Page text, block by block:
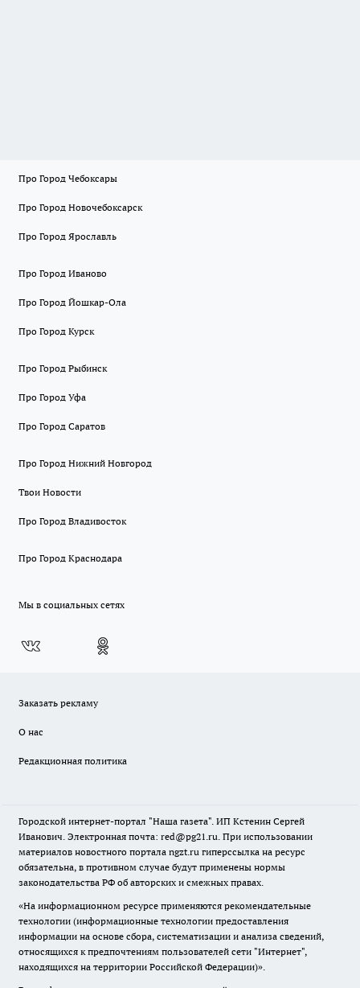
Про Город Чебоксары
Про Город Новочебоксарск
Про Город Ярославль
Про Город Иваново
Про Город Йошкар-Ола
Про Город Курск
Про Город Рыбинск
Про Город Уфа
Про Город Саратов
Про Город Нижний Новгород
Твои Новости
Про Город Владивосток
Про Город Краснодара
Мы в социальных сетях
Заказать рекламу
О нас
Редакционная политика
Городской интернет-портал "Наша газета". ИП Кстенин Сергей
Иванович. Электронная почта: red@pg21.ru. При использовании
материалов новостного портала ngzt.ru гиперссылка на ресурс
обязательна, в противном случае будут применены нормы
законодательства РФ об авторских и смежных правах.
«На информационном ресурсе применяются рекомендательные
технологии (информационные технологии предоставления
информации на основе сбора, систематизации и анализа сведений,
относящихся к предпочтениям пользователей сети "Интернет",
находящихся на территории Российской Федерации)».